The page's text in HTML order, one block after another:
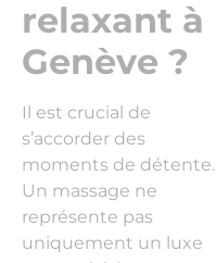
relaxant à
Genève ?
Il est crucial de
s’accorder des
moments de détente.
Un massage ne
représente pas
uniquement un luxe